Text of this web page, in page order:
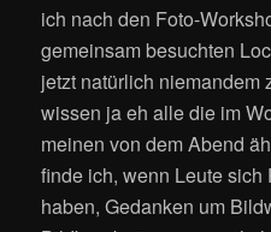
ich nach den Foto-
gemeinsam besuchten
jetzt natürlich niemandem
wissen ja eh alle die im
meinen von dem Abend
finde ich, wenn Leute
haben, Gedanken um